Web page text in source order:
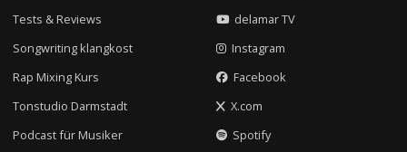
Tests & Reviews
Songwriting klangkost
Rap Mixing Kurs
Tonstudio Darmstadt
Podcast für Musiker
delamar TV
Instagram
Facebook
X.com
Spotify